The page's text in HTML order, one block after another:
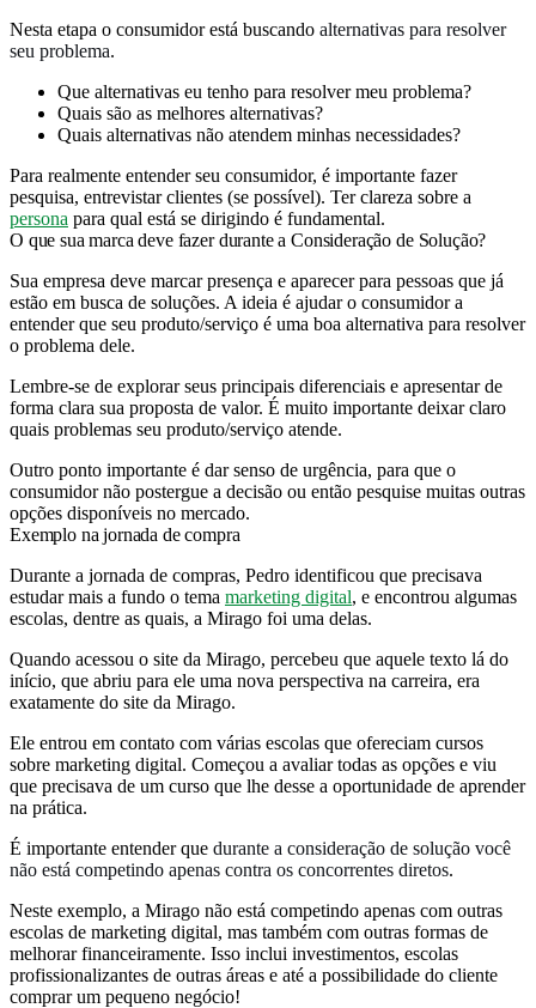
Nesta etapa o consumidor está buscando alternativas para resolver
seu problema.
Que alternativas eu tenho para resolver meu problema?
Quais são as melhores alternativas?
Quais alternativas não atendem minhas necessidades?
Para realmente entender seu consumidor, é importante fazer
pesquisa, entrevistar clientes (se possível). Ter clareza sobre a
persona para qual está se dirigindo é fundamental.
O que sua marca deve fazer durante a Consideração de Solução?
Sua empresa deve marcar presença e aparecer para pessoas que já
estão em busca de soluções. A ideia é ajudar o consumidor a
entender que seu produto/serviço é uma boa alternativa para resolver
o problema dele.
Lembre-se de explorar seus principais diferenciais e apresentar de
forma clara sua proposta de valor. É muito importante deixar claro
quais problemas seu produto/serviço atende.
Outro ponto importante é dar senso de urgência, para que o
consumidor não postergue a decisão ou então pesquise muitas outras
opções disponíveis no mercado.
Exemplo na jornada de compra
Durante a jornada de compras, Pedro identificou que precisava
estudar mais a fundo o tema marketing digital, e encontrou algumas
escolas, dentre as quais, a Mirago foi uma delas.
Quando acessou o site da Mirago, percebeu que aquele texto lá do
início, que abriu para ele uma nova perspectiva na carreira, era
exatamente do site da Mirago.
Ele entrou em contato com várias escolas que ofereciam cursos
sobre marketing digital. Começou a avaliar todas as opções e viu
que precisava de um curso que lhe desse a oportunidade de aprender
na prática.
É importante entender que durante a consideração de solução você
não está competindo apenas contra os concorrentes diretos.
Neste exemplo, a Mirago não está competindo apenas com outras
escolas de marketing digital, mas também com outras formas de
melhorar financeiramente. Isso inclui investimentos, escolas
profissionalizantes de outras áreas e até a possibilidade do cliente
comprar um pequeno negócio!